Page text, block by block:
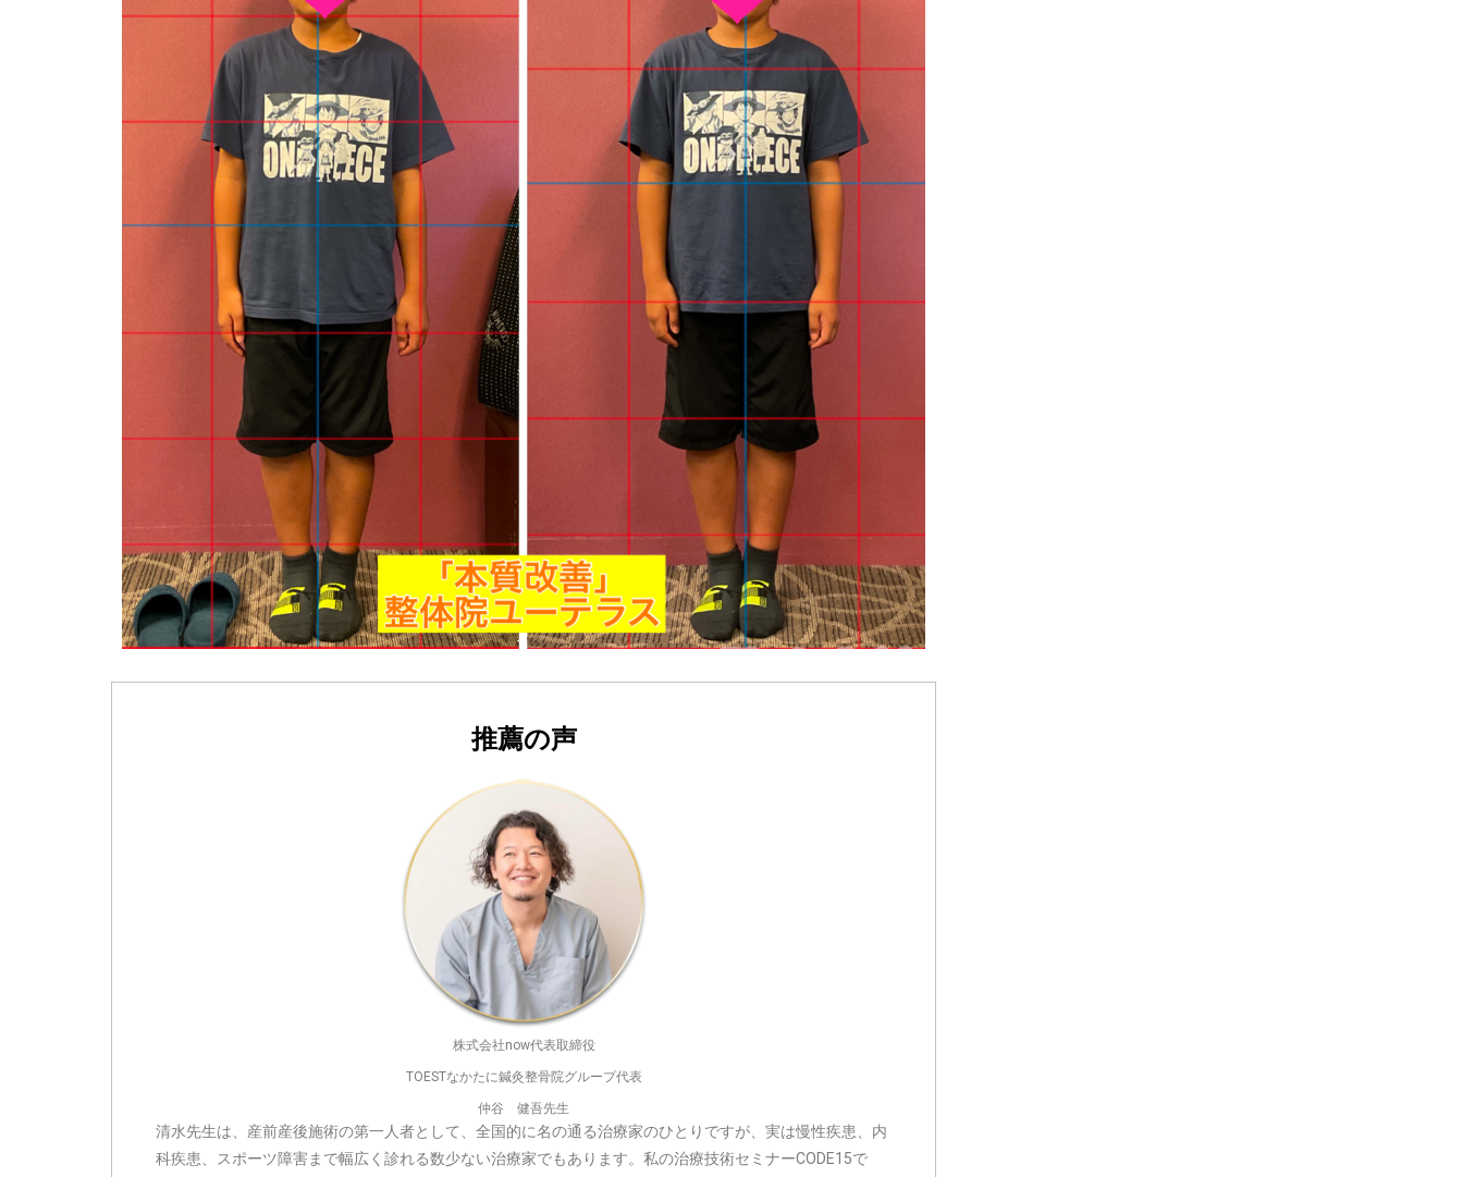
推薦の声
株式会社now代表取締役
TOESTなかたに鍼灸整骨院グループ代表
仲谷 健吾先生
清水先生は、産前産後施術の第一人者として、全国的に名の通る治療家のひとりですが、実は慢性疾患、内
科疾患、スポーツ障害まで幅広く診れる数少ない治療家でもあります。私の治療技術セミナーCODE15で